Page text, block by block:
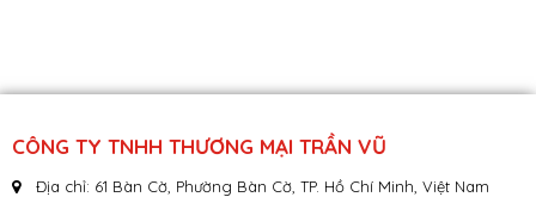
CÔNG TY TNHH THƯƠNG MẠI TRẦN VŨ
Địa chỉ: 61 Bàn Cờ, Phường Bàn Cờ, TP. Hồ Chí Minh, Việt Nam